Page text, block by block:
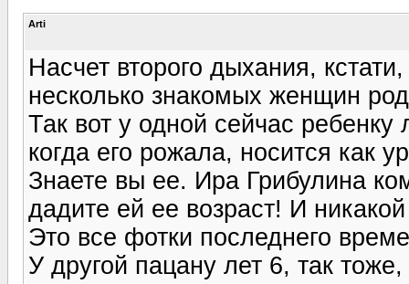
Arti
Насчет второго дыхания,
несколько знакомых женщин
Так вот у одной сейчас
когда его рожала, носится как
Знаете вы ее. Ира Грибулина
дадите ей ее возраст! И
Это все фотки последнего
У другой пацану лет 6, так